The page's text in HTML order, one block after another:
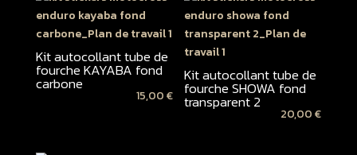
Kit autocollant tube de
fourche KAYABA fond
carbone
15,00€
Kit autocollant tube de
fourche SHOWA fond
transparent 2
20,00€